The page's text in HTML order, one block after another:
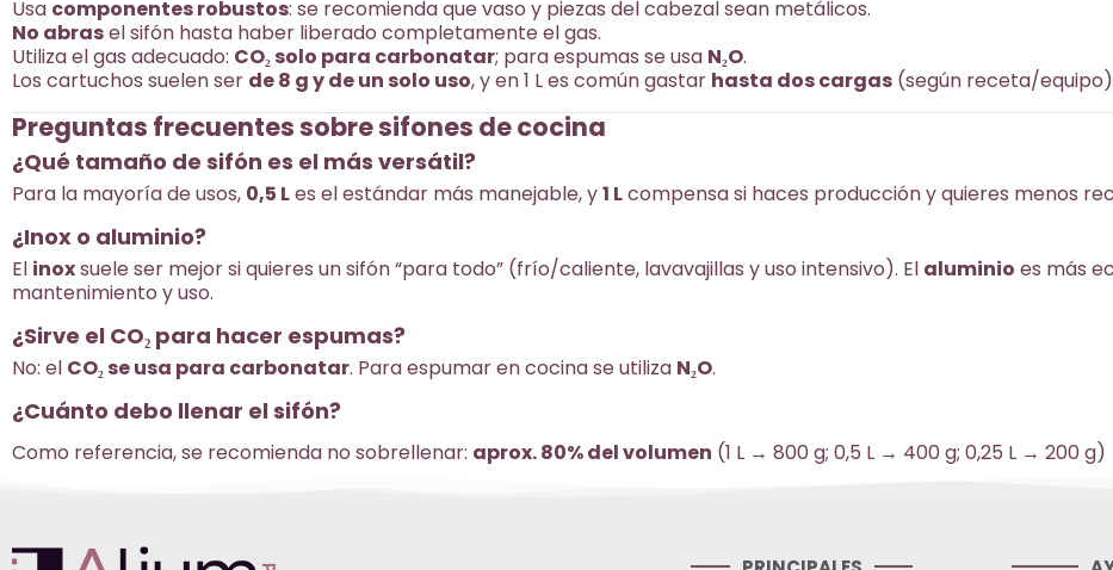
Usa componentes robustos: se recomienda que vaso y piezas del cabezal sean metálicos.
No abrasel sifón hasta haber liberado completamente el gas.
Utiliza el gas adecuado: CO₂ solo para carbonatar; para espumas se usa N₂O.
Los cartuchos suelen ser de 8 g y de un solo uso, y en 1 L es común gastar hasta dos cargas (según receta/
Preguntas frecuentes sobre sifones de cocina
¿Qué tamaño de sifón es el más versátil?
Para la mayoría de usos, 0,5 Les el estándar más manejable, y1 Lcompensa si haces producción y quieres menos
¿Inox o aluminio?
El inoxsuele ser mejor si quieres un sifón “para todo” (frío/caliente, lavavajillas y uso intensivo). El aluminio es más
mantenimiento y uso.
¿Sirve el CO₂ para hacer espumas?
No: el CO₂ se usa para carbonatar. Para espumar en cocina se utiliza N₂O.
¿Cuánto debo llenar el sifón?
Como referencia, se recomienda no sobrellenar: aprox. 80% del volumen (1 L → 800 g; 0,5 L → 400 g; 0,25 L → 200 g)